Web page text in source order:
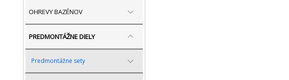
OHREVY BAZÉNOV
PREDMONTÁŽNE DIELY
Predmontážne sety